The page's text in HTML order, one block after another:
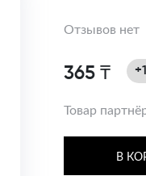
Отзывов нет
365 ₸
Товар
В